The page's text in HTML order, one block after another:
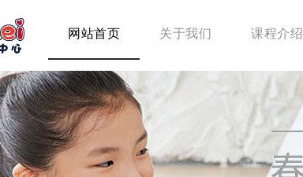
网站首页 关于我们 课程介绍